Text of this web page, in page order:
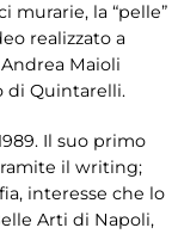
murarie, la “pelle”
realizzato a
Maioli
di Quintarelli.
Il suo primo
il writing;
interesse che lo
Arti di Napoli,